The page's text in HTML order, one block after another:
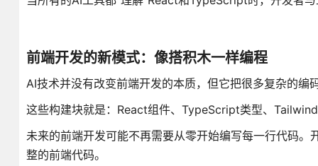
前端开发的新模式：像搭积木一样编程
AI技术并没有改变前端开发的本质，但它把很多复杂的编
这些构建块就是：React组件、TypeScript类型、Tailwind
未来的前端开发可能不再需要从零开始编写每一行代码
整的前端代码。